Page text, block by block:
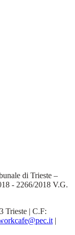
di Trieste –
- 2266/2018 V.G.
Trieste | C.F:
|